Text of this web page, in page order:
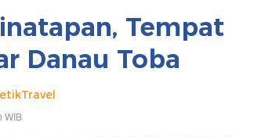
Tempat
Danau Toba
WIB